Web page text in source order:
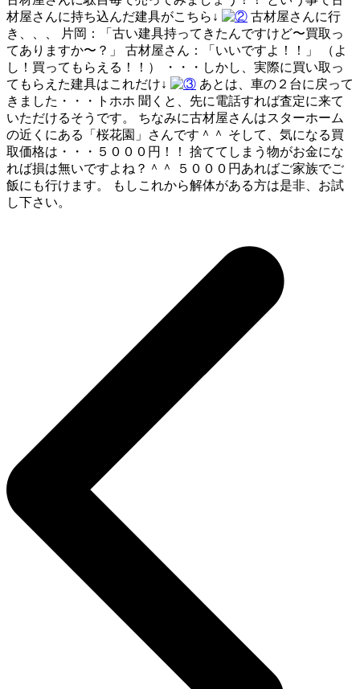
材屋さんに持ち込んだ建具がこちら↓
古材屋さんに行
き、、、 片岡：「古い建具持ってきたんですけど〜買取っ
てありますか〜？」 古材屋さん：「いいですよ！！」 （よ
し！買ってもらえる！！） ・・・しかし、実際に買い取っ
てもらえた建具はこれだけ↓
あとは、車の２台に戻って
きました・・・トホホ 聞くと、先に電話すれば査定に来て
いただけるそうです。 ちなみに古材屋さんはスターホーム
の近くにある「桜花園」さんです＾＾ そして、気になる買
取価格は・・・５０００円！！ 捨ててしまう物がお金にな
れば損は無いですよね？＾＾ ５０００円あればご家族でご
飯にも行けます。 もしこれから解体がある方は是非、お試
し下さい。